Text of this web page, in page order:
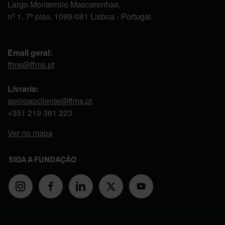
Largo Monterroio Mascarenhas,
nº 1, 7º piso, 1099-081 Lisboa - Portugal
Email geral:
ffms@ffms.pt
Livraria:
apoioaocliente@ffms.pt
+351 219 381 223
Ver no mapa
SIGA A FUNDAÇÃO